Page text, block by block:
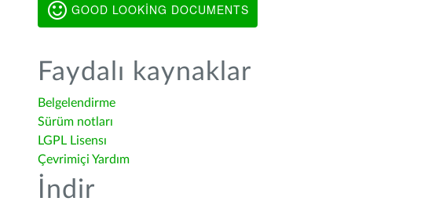
GOOD LOOKING DOCUMENTS
Faydalı kaynaklar
Belgelendirme
Sürüm notları
LGPL Lisensı
Çevrimiçi Yardım
İndir